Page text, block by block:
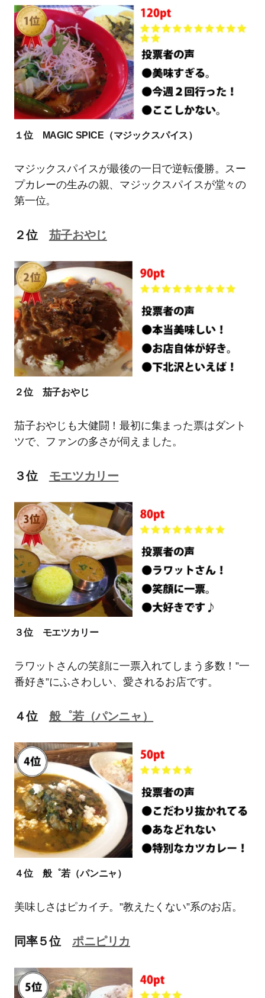
１位 MAGIC SPICE（マジックスパイス）
マジックスパイスが最後の一日で逆転優勝。スー
プカレーの生みの親、マジックスパイスが堂々の
第一位。
２位 茄子おやじ
２位 茄子おやじ
茄子おやじも大健闘！最初に集まった票はダント
ツで、ファンの多さが伺えました。
３位 モエツカリー
３位 モエツカリー
ラワットさんの笑顔に一票入れてしまう多数！”一
番好き”にふさわしい、愛されるお店です。
４位 般゜若（パンニャ）
４位 般゜若（パンニャ）
美味しさはピカイチ。”教えたくない”系のお店。
同率５位 ポニピリカ